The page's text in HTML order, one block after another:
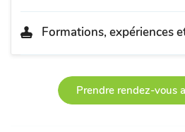
Formations, expériences
Prendre rendez-vous